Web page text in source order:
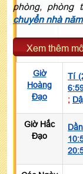
phòng, phòng
chuyển nhà
Xem thêm
Giờ
Hoàng
Đạo
Tí
;
Giờ Hắc
Đạo